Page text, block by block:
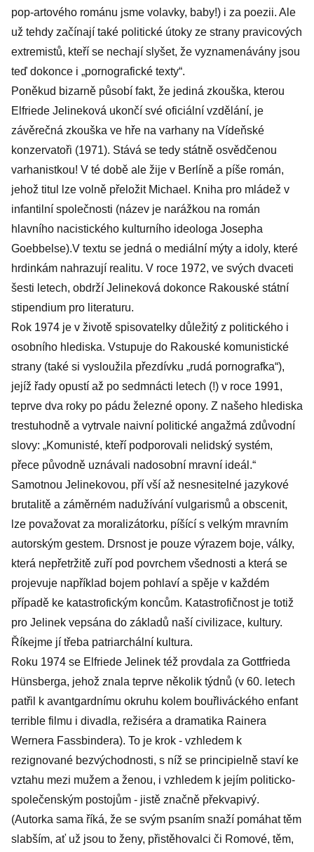
pop-artového románu jsme volavky, baby!) i za poezii. Ale
už tehdy začínají také politické útoky ze strany pravicových
extremistů, kteří se nechají slyšet, že vyznamenávány jsou
teď dokonce i „pornografické texty“.
Poněkud bizarně působí fakt, že jediná zkouška, kterou
Elfriede Jelineková ukončí své oficiální vzdělání, je
závěrečná zkouška ve hře na varhany na Vídeňské
konzervatoři (1971). Stává se tedy státně osvědčenou
varhanistkou! V té době ale žije v Berlíně a píše román,
jehož titul lze volně přeložit Michael. Kniha pro mládež v
infantilní společnosti (název je narážkou na román
hlavního nacistického kulturního ideologa Josepha
Goebbelse).V textu se jedná o mediální mýty a idoly, které
hrdinkám nahrazují realitu. V roce 1972, ve svých dvaceti
šesti letech, obdrží Jelineková dokonce Rakouské státní
stipendium pro literaturu.
Rok 1974 je v životě spisovatelky důležitý z politického i
osobního hlediska. Vstupuje do Rakouské komunistické
strany (také si vysloužila přezdívku „rudá pornografka“),
jejíž řady opustí až po sedmnácti letech (!) v roce 1991,
teprve dva roky po pádu železné opony. Z našeho hlediska
trestuhodně a vytrvale naivní politické angažmá zdůvodní
slovy: „Komunisté, kteří podporovali nelidský systém,
přece původně uznávali nadosobní mravní ideál.“
Samotnou Jelinekovou, pří vší až nesnesitelné jazykové
brutalitě a záměrném nadužívání vulgarismů a obscenit,
lze považovat za moralizátorku, píšící s velkým mravním
autorským gestem. Drsnost je pouze výrazem boje, války,
která nepřetržitě zuří pod povrchem všednosti a která se
projevuje například bojem pohlaví a spěje v každém
případě ke katastrofickým koncům. Katastrofičnost je totiž
pro Jelinek vepsána do základů naší civilizace, kultury.
Říkejme jí třeba patriarchální kultura.
Roku 1974 se Elfriede Jelinek též provdala za Gottfrieda
Hünsberga, jehož znala teprve několik týdnů (v 60. letech
patřil k avantgardnímu okruhu kolem bouřliváckého enfant
terrible filmu i divadla, režiséra a dramatika Rainera
Wernera Fassbindera). To je krok - vzhledem k
rezignované bezvýchodnosti, s níž se principielně staví ke
vztahu mezi mužem a ženou, i vzhledem k jejím politicko-
společenským postojům - jistě značně překvapivý.
(Autorka sama říká, že se svým psaním snaží pomáhat těm
slabším, ať už jsou to ženy, přistěhovalci či Romové, těm,